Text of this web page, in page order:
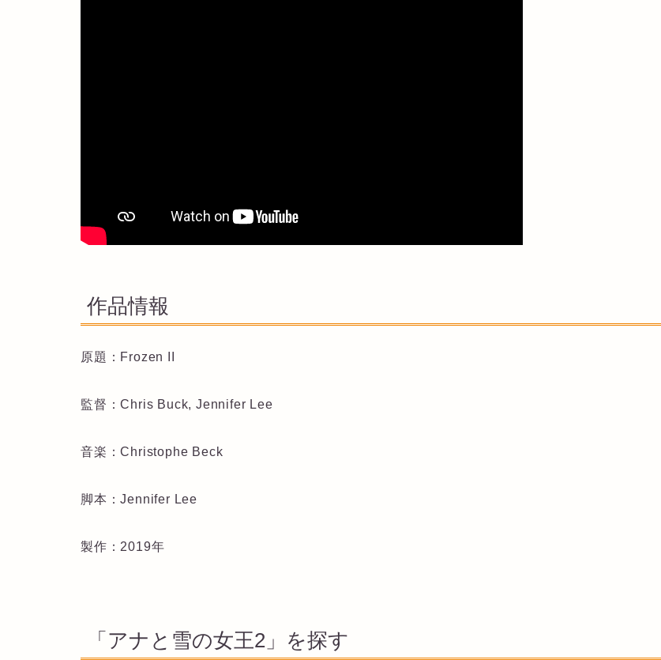
作品情報
原題：Frozen II
監督：Chris Buck, Jennifer Lee
音楽：Christophe Beck
脚本：Jennifer Lee
製作：2019年
「アナと雪の女王2」を探す